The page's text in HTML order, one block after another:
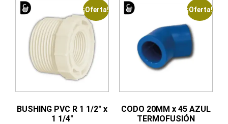
¡Oferta!
BUSHING PVC R 1 1/2″ x
1 1/4″
¡Oferta!
CODO 20MM x 45 AZUL
TERMOFUSIÓN